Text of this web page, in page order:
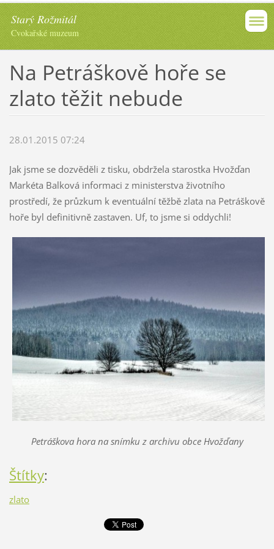
Starý Rožmitál
Cvokařské muzeum
Na Petráškově hoře se
zlato těžit nebude
28.01.2015 07:24
Jak jsme se dozvěděli z tisku, obdržela starostka Hvožďan
Markéta Balková informaci z ministerstva životního
prostředí, že průzkum k eventuální těžbě zlata na Petráškově
hoře byl definitivně zastaven. Uf, to jsme si oddychli!
Petráškova hora na snímku z archivu obce Hvožďany
Štítky:
zlato